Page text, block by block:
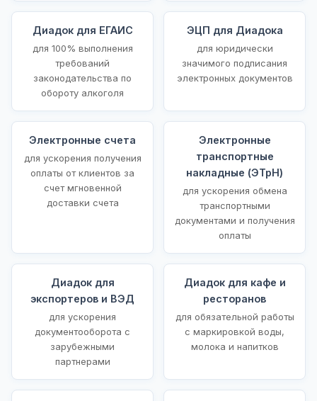
Диадок для ЕГАИС
для 100% выполнения
требований
законодательства по
обороту алкоголя
ЭЦП для Диадока
для юридически
значимого подписания
электронных документов
Электронные счета
для ускорения получения
оплаты от клиентов за
счет мгновенной
доставки счета
Электронные
транспортные
накладные (ЭТрН)
для ускорения обмена
транспортными
документами и получения
оплаты
Диадок для
экспортеров и ВЭД
для ускорения
документооборота с
зарубежными
партнерами
Диадок для кафе и
ресторанов
для обязательной работы
с маркировкой воды,
молока и напитков